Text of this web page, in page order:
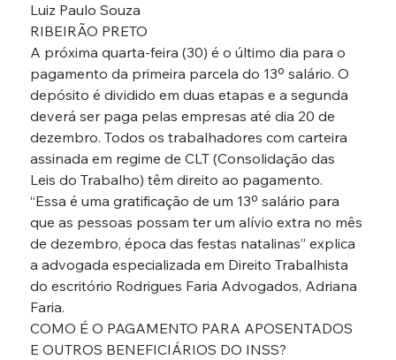
Luiz Paulo Souza
RIBEIRÃO PRETO
A próxima quarta-feira (30) é o último dia para o
pagamento da primeira parcela do 13º salário. O
depósito é dividido em duas etapas e a segunda
deverá ser paga pelas empresas até dia 20 de
dezembro. Todos os trabalhadores com carteira
assinada em regime de CLT (Consolidação das
Leis do Trabalho) têm direito ao pagamento.
“Essa é uma gratificação de um 13º salário para
que as pessoas possam ter um alívio extra no mês
de dezembro, época das festas natalinas” explica
a advogada especializada em Direito Trabalhista
do escritório Rodrigues Faria Advogados, Adriana
Faria.
COMO É O PAGAMENTO PARA APOSENTADOS
E OUTROS BENEFICIÁRIOS DO INSS?